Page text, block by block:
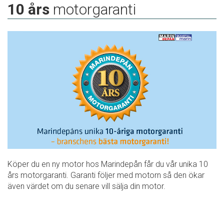
10 års motorgaranti
Köper du en ny motor hos Marindepån får du vår unika 10
års motorgaranti. Garanti följer med motorn så den ökar
även värdet om du senare vill sälja din motor.